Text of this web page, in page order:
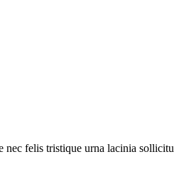
felis tristique urna lacinia